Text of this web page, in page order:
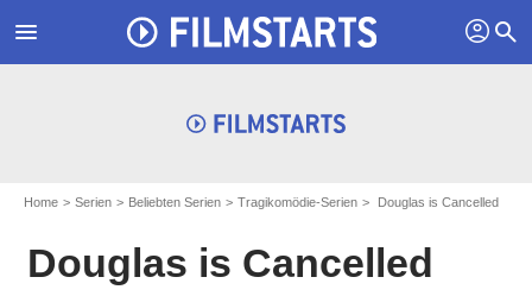
menu profil search
Home Serien Beliebten Serien Tragikomödie-Serien Douglas is Cancelled
Douglas is Cancelled